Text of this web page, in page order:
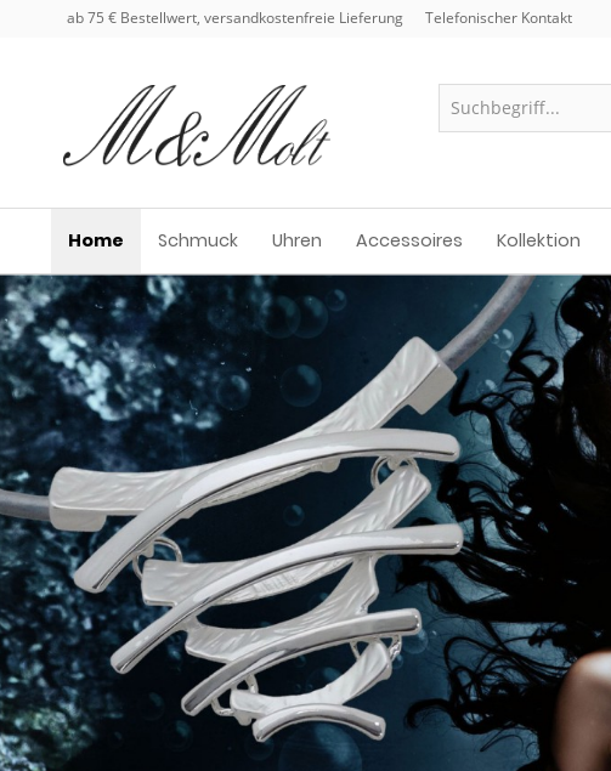
ab 75 € Bestellwert, versandkostenfreie Lieferung Telefonischer Kontakt
Home Schmuck Uhren Accessoires Kollektion